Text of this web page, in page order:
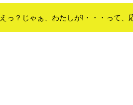
えっ？じゃぁ、わたしが!・・・って、